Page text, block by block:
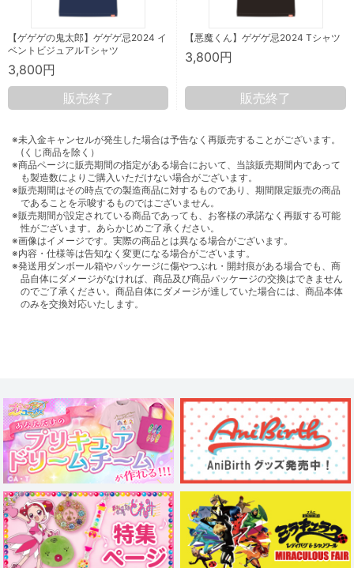
【ゲゲゲの鬼太郎】ゲゲゲ忌2024 イ
ベントビジュアルTシャツ
3,800円
販売終了
【悪魔くん】ゲゲゲ忌2024 Tシャツ
3,800円
販売終了
※未入金キャンセルが発生した場合は予告なく再販売することがございます。
(くじ商品を除く）
※商品ページに販売期間の指定がある場合において、当該販売期間内であって
も製造数によりご購入いただけない場合がございます。
※販売期間はその時点での製造商品に対するものであり、期間限定販売の商品
であることを示唆するものではございません。
※販売期間が設定されている商品であっても、お客様の承諾なく再販する可能
性がございます。あらかじめご了承ください。
※画像はイメージです。実際の商品とは異なる場合がございます。
※内容・仕様等は告知なく変更になる場合がございます。
※発送用ダンボール箱やパッケージに傷やつぶれ・開封痕がある場合でも、商
品自体にダメージがなければ、商品及び商品パッケージの交換はできません
のでご了承ください。商品自体にダメージが達していた場合には、商品本体
のみを交換対応いたします。